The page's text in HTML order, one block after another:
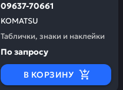
KOMATSU
09637-70661
Таблички, знаки и наклейки
По запросу
В КОРЗИНУ